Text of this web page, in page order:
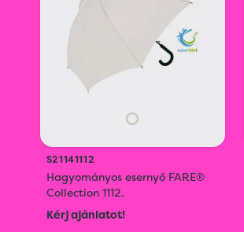
S21141112
Hagyományos esernyő FARE®
Collection 1112.
Kérj ajánlatot!